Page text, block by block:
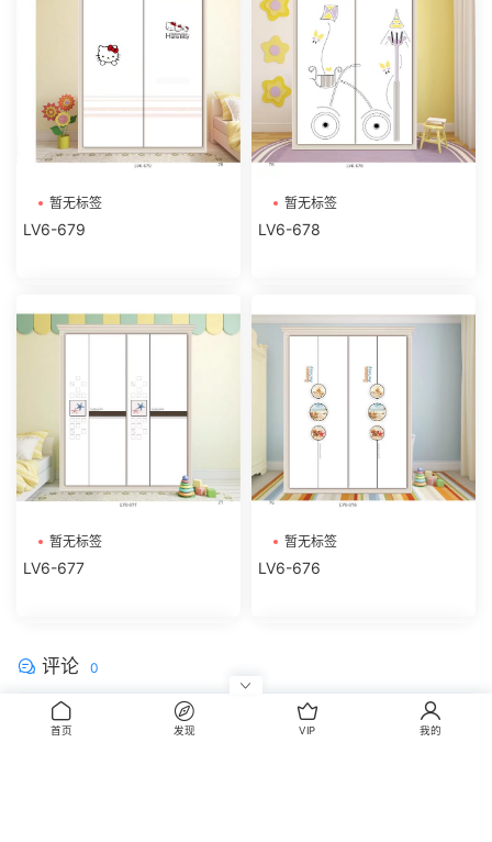
暂无标签
LV6-679
暂无标签
LV6-678
暂无标签
LV6-677
暂无标签
LV6-676
评论 0
首页 发现 VIP 我的